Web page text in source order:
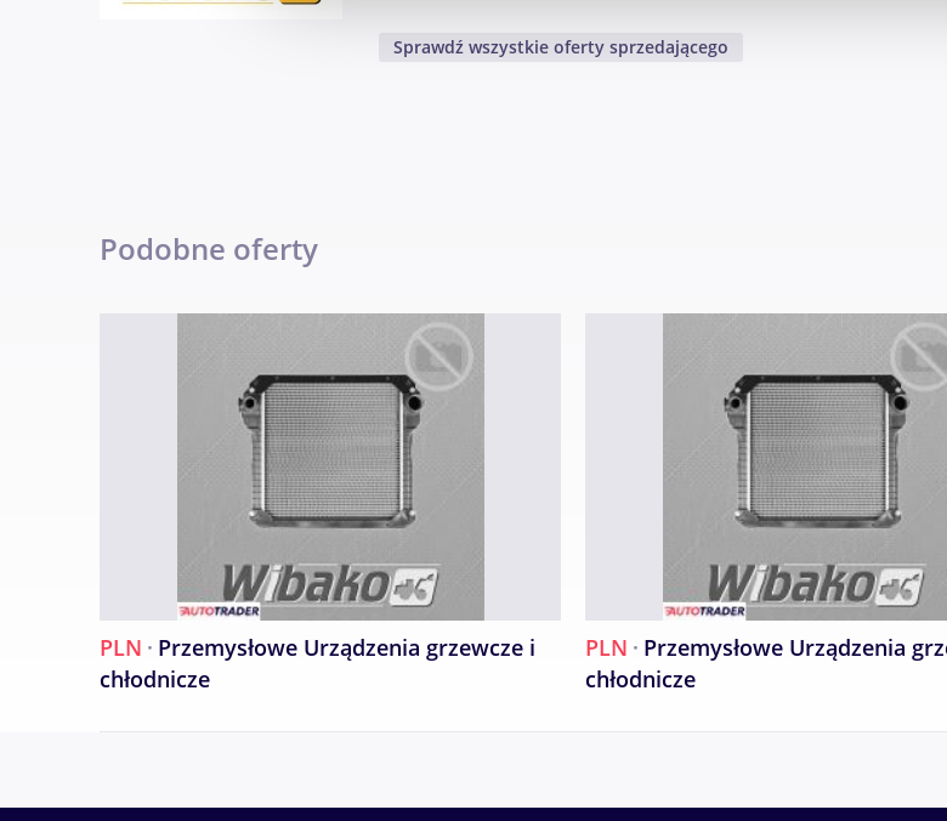
Sprawdź wszystkie oferty sprzedającego
Podobne oferty
PLN · Przemysłowe Urządzenia grzewcze i
chłodnicze
PLN · Przemysłowe Urządzenia
chłodnicze